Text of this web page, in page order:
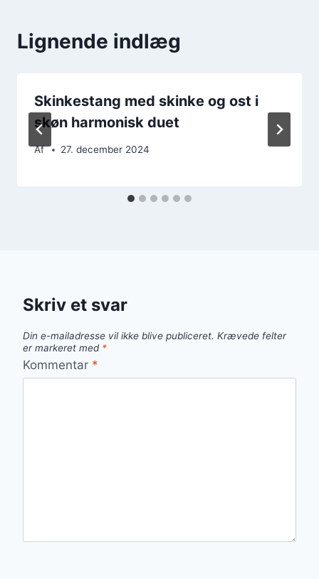
Lignende indlæg
Skinkestang med skinke og ost i
skøn harmonisk duet
Af 27. december 2024
Skriv et svar
Din e-mailadresse vil ikke blive publiceret. Krævede felter
er markeret med *
Kommentar *